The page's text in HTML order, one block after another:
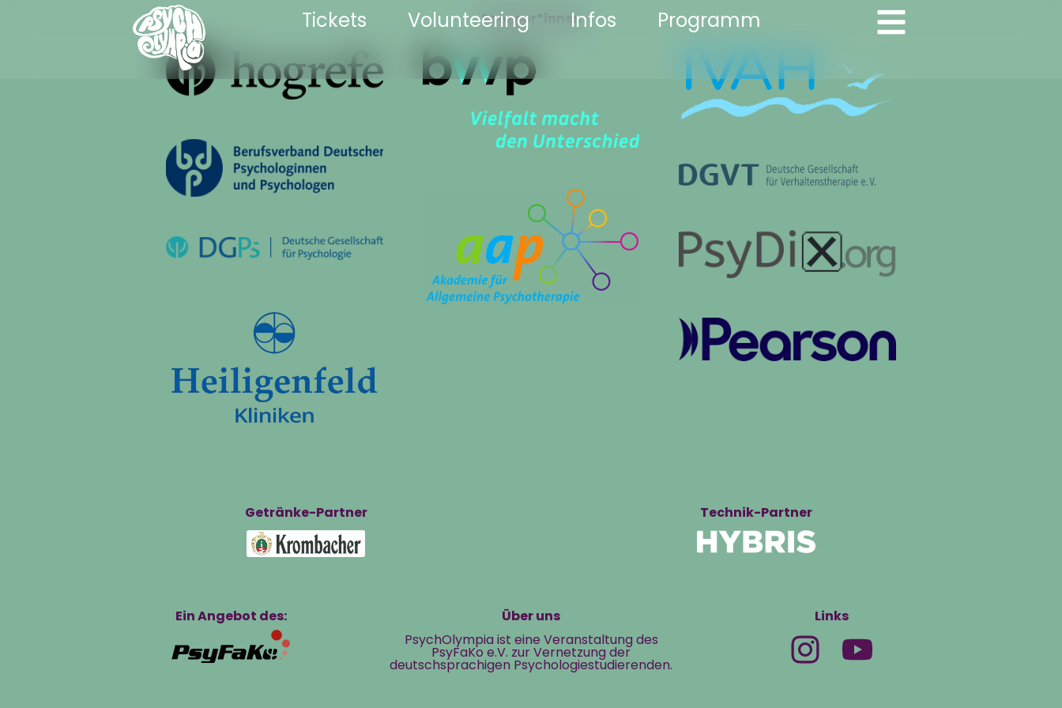
Tickets Volunteering Infos Programm
Sponsor*innen
Getränke-Partner Technik-Partner
Ein Angebot des:
Über uns
PsychOlympia ist eine Veranstaltung des
PsyFaKo e.V. zur Vernetzung der
deutschsprachigen Psychologiestudierenden.
Links